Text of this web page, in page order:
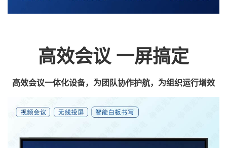
高效会议 一屏搞定
高效会议一体化设备，为团队协作护航，为组织运行增效